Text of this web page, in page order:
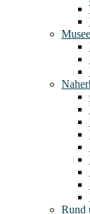
Rund